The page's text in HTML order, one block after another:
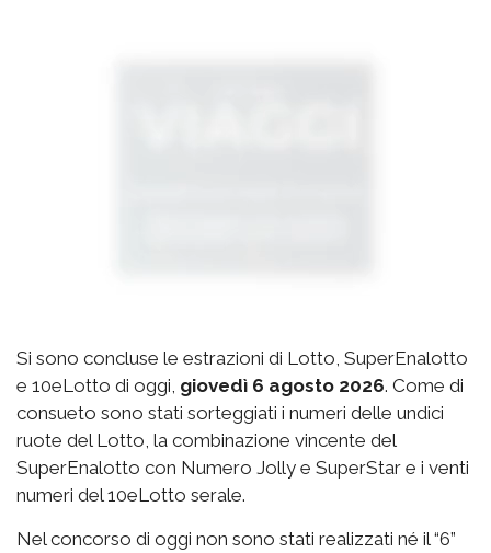
Si sono concluse le estrazioni di Lotto, SuperEnalotto
e 10eLotto di oggi, giovedì 6 agosto 2026. Come di
consueto sono stati sorteggiati i numeri delle undici
ruote del Lotto, la combinazione vincente del
SuperEnalotto con Numero Jolly e SuperStar e i venti
numeri del 10eLotto serale.
Nel concorso di oggi non sono stati realizzati né il “6”